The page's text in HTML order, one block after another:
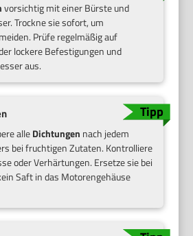
vorsichtig mit einer Bürste und
Trockne sie sofort, um
Prüfe regelmäßig auf
lockere Befestigungen und
aus.
alleDichtungen nach jedem
bei fruchtigen Zutaten. Kontrolliere
oder Verhärtungen. Ersetze sie bei
Saft in das Motorengehäuse